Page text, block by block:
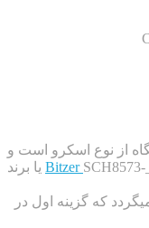
اسکرو است و
BitzerRC2_410B یا برند
گزینه اول در